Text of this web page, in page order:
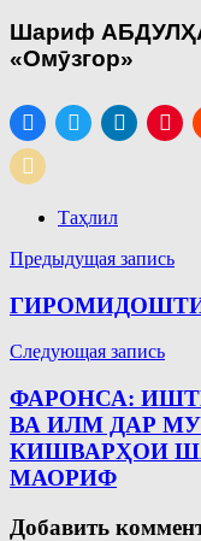
Шариф АБДУЛҲ
«Омӯзгор»
Таҳлил
Навигация
по
записям
Предыдущая запись
Следующая запись
ФАРОНСА:
ВА ИЛМ ДАР
КИШВАРҲОИ
МАОРИФ
Добавить